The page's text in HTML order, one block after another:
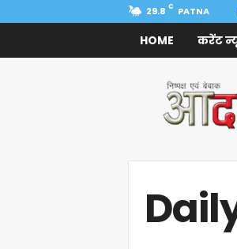
29.8 C PATNA
HOME करेंट
Samachar